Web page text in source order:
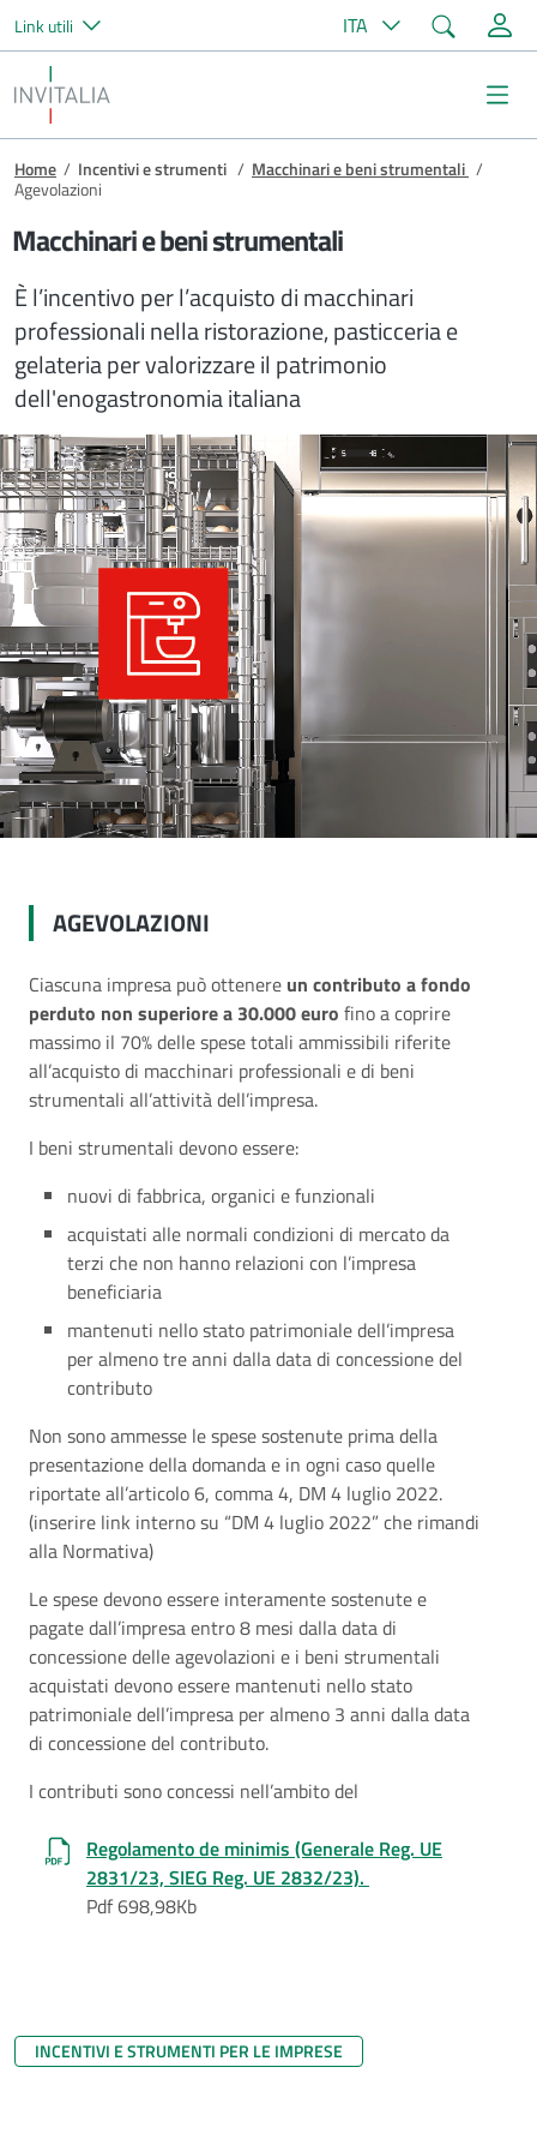
Salta al contenuto principale
Link utili ITA Cerca
Invitalia
Briciole di pane
Home / Incentivi e strumenti / Macchinari e beni strumentali /
Agevolazioni
Macchinari e beni strumentali
È l’incentivo per l’acquisto di macchinari
professionali nella ristorazione, pasticceria e
gelateria per valorizzare il patrimonio
dell'enogastronomia italiana
AGEVOLAZIONI
Ciascuna impresa può ottenere un contributo a fondo
perduto non superiore a 30.000 euro fino a coprire
massimo il 70% delle spese totali ammissibili riferite
all’acquisto di macchinari professionali e di beni
strumentali all’attività dell’impresa.
I beni strumentali devono essere:
nuovi di fabbrica, organici e funzionali
acquistati alle normali condizioni di mercato da
terzi che non hanno relazioni con l’impresa
beneficiaria
mantenuti nello stato patrimoniale dell’impresa
per almeno tre anni dalla data di concessione del
contributo
Non sono ammesse le spese sostenute prima della
presentazione della domanda e in ogni caso quelle
riportate all’articolo 6, comma 4, DM 4 luglio 2022.
(inserire link interno su “DM 4 luglio 2022” che rimandi
alla Normativa)
Le spese devono essere interamente sostenute e
pagate dall’impresa entro 8 mesi dalla data di
concessione delle agevolazioni e i beni strumentali
acquistati devono essere mantenuti nello stato
patrimoniale dell’impresa per almeno 3 anni dalla data
di concessione del contributo.
I contributi sono concessi nell’ambito del
Regolamento de minimis (Generale Reg. UE
2831/23, SIEG Reg. UE 2832/23).
Pdf 698,98Kb
INCENTIVI E STRUMENTI PER LE IMPRESE